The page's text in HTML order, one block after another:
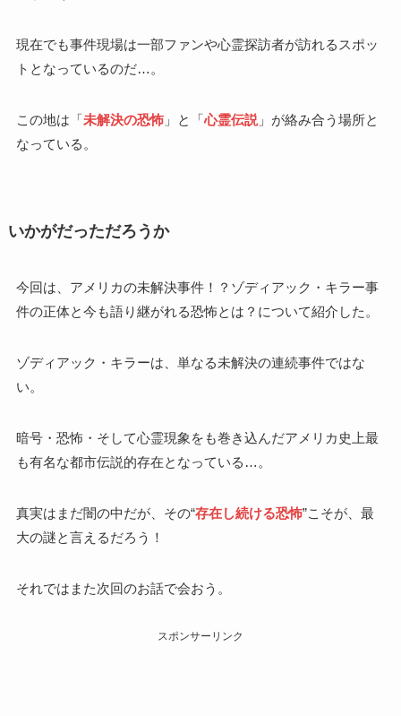
現在でも事件現場は一部ファンや心霊探訪者が訪れるスポッ
トとなっているのだ…。
この地は「未解決の恐怖」と「心霊伝説」が絡み合う場所と
なっている。
いかがだっただろうか
今回は、アメリカの未解決事件！？ゾディアック・キラー事
件の正体と今も語り継がれる恐怖とは？について紹介した。
ゾディアック・キラーは、単なる未解決の連続事件ではな
い。
暗号・恐怖・そして心霊現象をも巻き込んだアメリカ史上最
も有名な都市伝説的存在となっている…。
真実はまだ闇の中だが、その“存在し続ける恐怖”こそが、最
大の謎と言えるだろう！
それではまた次回のお話で会おう。
スポンサーリンク